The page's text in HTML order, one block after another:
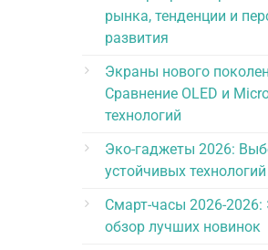
рынка, тенденции и
развития
Экраны нового
Сравнение OLED и
технологий
Эко-гаджеты 2026:
устойчивых технологий
Смарт-часы 2026-
обзор лучших новинок